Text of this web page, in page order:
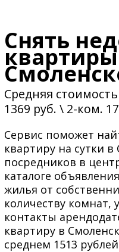
Снять
Средняя
1369 руб. \ 2-ком.
Сервис поможет
квартиру на сутки в
посредников в
каталоге
жилья от
количеству
контакты
квартиру в
среднем 1513